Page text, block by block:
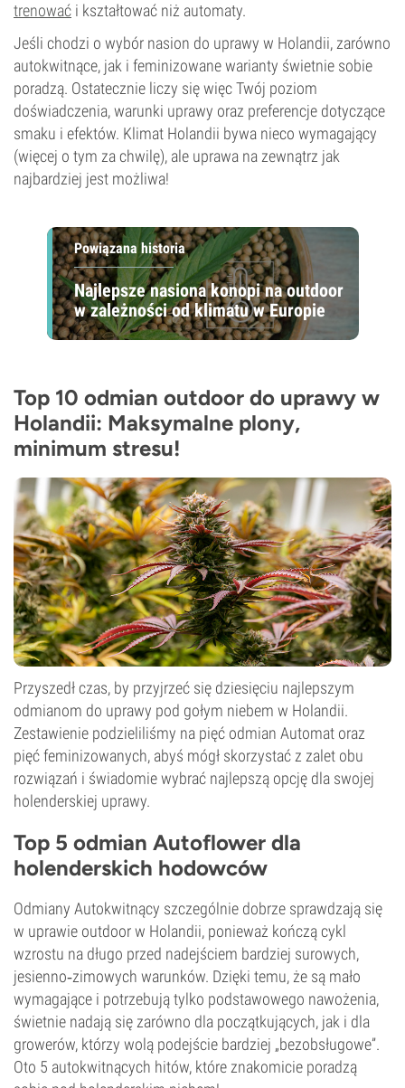
trenować i kształtować niż automaty.
Jeśli chodzi o wybór nasion do uprawy w Holandii, zarówno
autokwitnące, jak i feminizowane warianty świetnie sobie
poradzą. Ostatecznie liczy się więc Twój poziom
doświadczenia, warunki uprawy oraz preferencje dotyczące
smaku i efektów. Klimat Holandii bywa nieco wymagający
(więcej o tym za chwilę), ale uprawa na zewnątrz jak
najbardziej jest możliwa!
Powiązana historia
Najlepsze nasiona konopi na outdoor
w zależności od klimatu w Europie
Top 10 odmian outdoor do uprawy w
Holandii: Maksymalne plony,
minimum stresu!
Przyszedł czas, by przyjrzeć się dziesięciu najlepszym
odmianom do uprawy pod gołym niebem w Holandii.
Zestawienie podzieliliśmy na pięć odmian Automat oraz
pięć feminizowanych, abyś mógł skorzystać z zalet obu
rozwiązań i świadomie wybrać najlepszą opcję dla swojej
holenderskiej uprawy.
Top 5 odmian Autoflower dla
holenderskich hodowców
Odmiany Autokwitnący szczególnie dobrze sprawdzają się
w uprawie outdoor w Holandii, ponieważ kończą cykl
wzrostu na długo przed nadejściem bardziej surowych,
jesienno‑zimowych warunków. Dzięki temu, że są mało
wymagające i potrzebują tylko podstawowego nawożenia,
świetnie nadają się zarówno dla początkujących, jak i dla
growerów, którzy wolą podejście bardziej „bezobsługowe”.
Oto 5 autokwitnących hitów, które znakomicie poradzą